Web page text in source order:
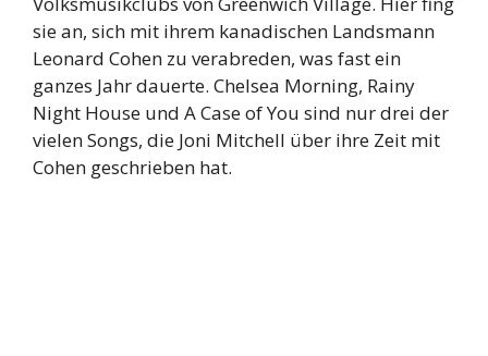
sie an, sich mit ihrem kanadischen Landsmann
Leonard Cohen zu verabreden, was fast ein
ganzes Jahr dauerte. Chelsea Morning, Rainy
Night House und A Case of You sind nur drei der
vielen Songs, die Joni Mitchell über ihre Zeit mit
Cohen geschrieben hat.